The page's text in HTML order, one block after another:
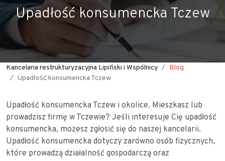
Upadłość konsumencka Tczew
Kancelaria restrukturyzacyjna Lipiński i Wspólnicy
Blog
Upadłość konsumencka Tczew
Upadłość konsumencka Tczew i okolice. Mieszkasz lub
prowadzisz firmę w Tczewie? Jeśli interesuje Cię upadłość
konsumencka, możesz zgłosić się do naszej kancelarii.
Upadłość konsumencka dotyczy zarówno osób fizycznych,
które prowadzą działalność gospodarczą oraz